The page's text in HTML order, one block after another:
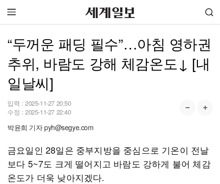
“두꺼운 패딩 필수”…아침 영하권
추위, 바람도 강해 체감온도↓ [내
일날씨]
입력 : 2025-11-27 20:50
수정 : 2025-11-27 22:40
박윤희 기자 pyh@segye.com
금요일인 28일은 중부지방을 중심으로 기온이 전날
보다 5~7도 크게 떨어지고 바람도 강하게 불어 체감
온도가 더욱 낮아지겠다.